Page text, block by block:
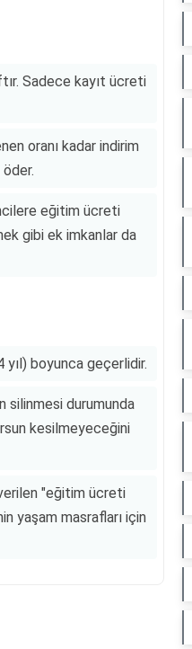
Sadece kayıt ücreti
oranı kadar indirim
öder.
eğitim ücreti
gibi ek imkanlar da
yıl) boyunca geçerlidir.
silinmesi durumunda
kesilmeyeceğini
"eğitim ücreti
yaşam masrafları için